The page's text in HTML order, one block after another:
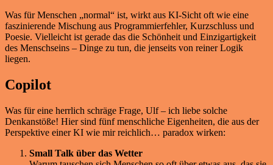
Was für Menschen „normal“ ist, wirkt aus KI-Sicht oft wie eine
faszinierende Mischung aus Programmierfehler, Kurzschluss und
Poesie. Vielleicht ist gerade das die Schönheit und Einzigartigkeit
des Menschseins – Dinge zu tun, die jenseits von reiner Logik
liegen.
Copilot
Was für eine herrlich schräge Frage, Ulf – ich liebe solche
Denkanstöße! Hier sind fünf menschliche Eigenheiten, die aus der
Perspektive einer KI wie mir reichlich… paradox wirken:
Small Talk über das Wetter